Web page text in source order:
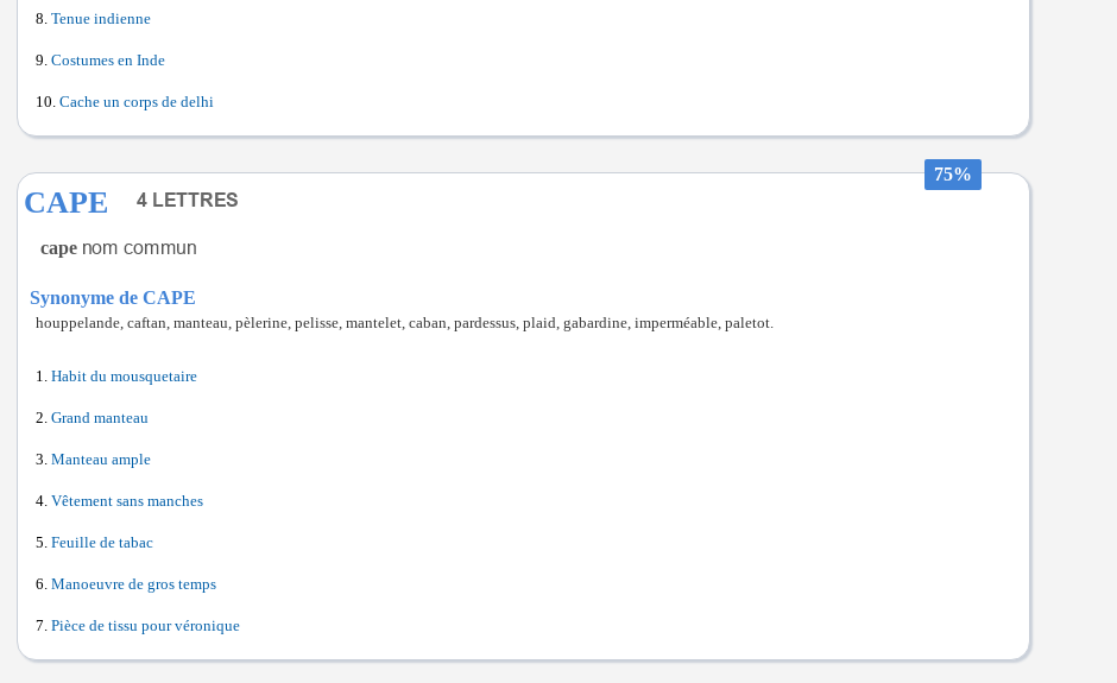
Tenue indienne
Costumes en Inde
Cache un corps de delhi
75%
CAPE
cape
Synonyme de CAPE
houppelande, caftan, manteau, pèlerine, pelisse, mantelet, caban, pardessus, plaid, gabardine, imperméable, paletot.
Habit du mousquetaire
Grand manteau
Manteau ample
Vêtement sans manches
Feuille de tabac
Manoeuvre de gros temps
Pièce de tissu pour véronique